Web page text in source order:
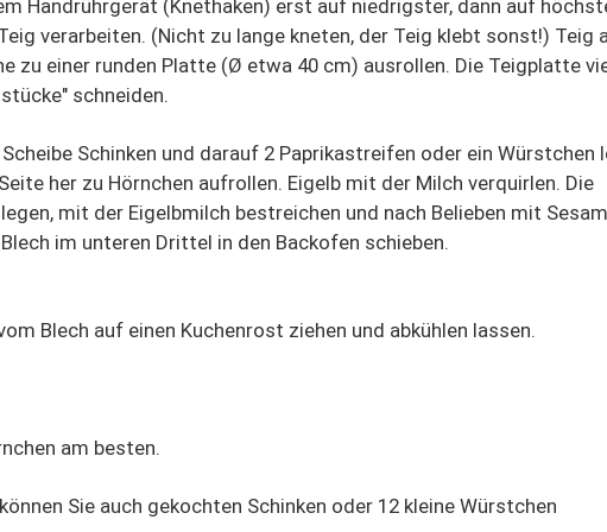
Handrührgerät (Knethaken) erst auf niedrigster, dann auf
verarbeiten. (Nicht zu lange kneten, der Teig klebt sonst!) Teig
zu einer runden Platte (Ø etwa 40 cm) ausrollen. Die Teigplatte
schneiden.
Schinken und darauf 2 Paprikastreifen oder ein Würstchen
her zu Hörnchen aufrollen. Eigelb mit der Milch verquirlen. Die
mit der Eigelbmilch bestreichen und nach Belieben mit Sesam
im unteren Drittel in den Backofen schieben.
Blech auf einen Kuchenrost ziehen und abkühlen lassen.
am besten.
Sie auch gekochten Schinken oder 12 kleine Würstchen